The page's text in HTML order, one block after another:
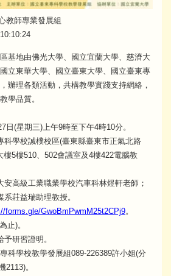
教師專業發展組
基地由佛光大學、國立宜蘭大學、慈濟大
立東華大學、國立臺東大學、國立臺東專
辦理各類活動，共構教學實踐支持網絡，
學品質。
日(星期三)上午9時至下午4時10分。
科學校誠樸校區(臺東縣臺東市正氣北路
樓5樓510、502會議室及4樓422電腦教
安高級工業職業學校汽車科林煜軒老師；
莊益瑞助理教授。
forms.gle/GwoBmPwmM25t2CPj9。
止)。
研習證明。
科學校教學發展組089-226389許小姐(分
2113)。